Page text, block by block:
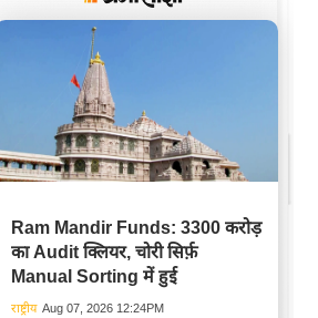
Ram Mandir Funds: 3300 करोड़
का Audit क्लियर, चोरी सिर्फ़
Manual Sorting में हुई
राष्ट्रीय Aug 07, 2026 12:24PM